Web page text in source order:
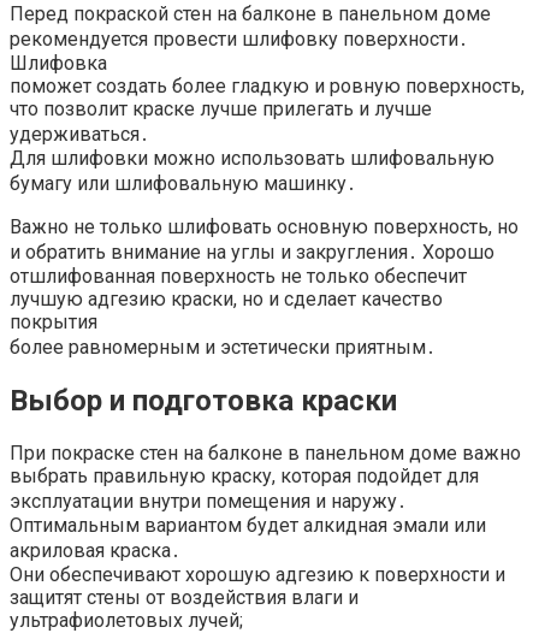
Перед покраской стен на балконе в панельном доме
рекомендуется провести шлифовку поверхности․
Шлифовка
поможет создать более гладкую и ровную поверхность,
что позволит краске лучше прилегать и лучше
удерживаться․
Для шлифовки можно использовать шлифовальную
бумагу или шлифовальную машинку․
Важно не только шлифовать основную поверхность, но
и обратить внимание на углы и закругления․ Хорошо
отшлифованная поверхность не только обеспечит
лучшую адгезию краски, но и сделает качество
покрытия
более равномерным и эстетически приятным․
Выбор и подготовка краски
При покраске стен на балконе в панельном доме важно
выбрать правильную краску, которая подойдет для
эксплуатации внутри помещения и наружу․
Оптимальным вариантом будет алкидная эмали или
акриловая краска․
Они обеспечивают хорошую адгезию к поверхности и
защитят стены от воздействия влаги и
ультрафиолетовых лучей;